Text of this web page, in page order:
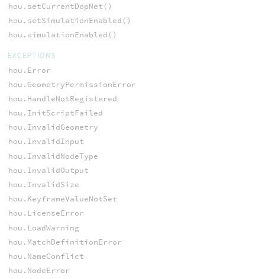
hou.setCurrentDopNet()
hou.setSimulationEnabled()
hou.simulationEnabled()
EXCEPTIONS
hou.Error
hou.GeometryPermissionError
hou.HandleNotRegistered
hou.InitScriptFailed
hou.InvalidGeometry
hou.InvalidInput
hou.InvalidNodeType
hou.InvalidOutput
hou.InvalidSize
hou.KeyframeValueNotSet
hou.LicenseError
hou.LoadWarning
hou.MatchDefinitionError
hou.NameConflict
hou.NodeError